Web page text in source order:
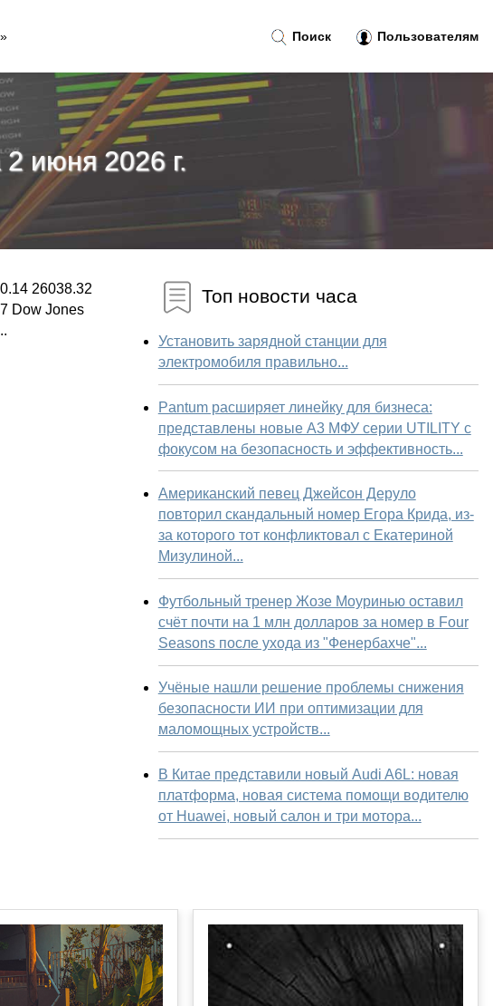
июня 2026 г.
26038.32
Dow Jones
Топ новости часа
Установить зарядной станции для
электромобиля правильно...
Pantum расширяет линейку для бизнеса:
представлены новые А3 МФУ серии UTILITY с
фокусом на безопасность и эффективность...
Американский певец Джейсон Деруло
повторил скандальный номер Егора Крида, из-
за которого тот конфликтовал с Екатериной
Мизулиной...
Футбольный тренер Жозе Моуринью оставил
счёт почти на 1 млн долларов за номер в Four
Seasons после ухода из "Фенербахче"...
Учёные нашли решение проблемы снижения
безопасности ИИ при оптимизации для
маломощных устройств...
В Китае представили новый Audi A6L: новая
платформа, новая система помощи водителю
от Huawei, новый салон и три мотора...
Поиск Пользователям